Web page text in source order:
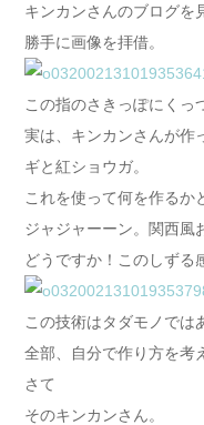
キンカンさんのブログを
勝手に画像を拝借。
この指のさきっぽにくっ
実は、キンカンさんが作
ギと紅ショウガ。
これを使って何を作るか
ジャジャーーン。関西風
どうですか！このしずる
この技術はタダモノでは
全部、自分で作り方を考
さて
そのキンカンさん。